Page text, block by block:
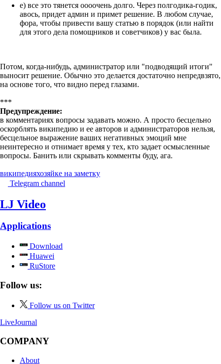
е) все это тянется оооочень долго. Через полгодика-годик,
авось, придет админ и примет решение. В любом случае,
фора, чтобы привести вашу статью в порядок (или найти
для этого дела помощников и советчиков) у вас была.
Потом, когда-нибудь, администратор или "подводящий итоги"
выносит решение. Обычно это делается достаточно непредвзято,
на основе того, что видно перед глазами.
***
Предупреждение:
в комментариях вопросы задавать можно. А просто бесцельно
оскорблять википедию и ее авторов и администраторов нельзя,
бесцельное выражение ваших негативных эмоций мне
неинтересно и отнимает время у тех, кто задает осмысленные
вопросы. Банить или скрывать комменты буду, ага.
википедияхозяйке на заметку
Telegram channel
LJ Video
Applications
Download
Huawei
RuStore
Follow us:
Follow us on Twitter
LiveJournal
COMPANY
About